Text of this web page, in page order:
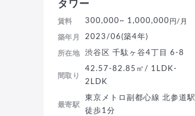
タワー
賃料 300,000~ 1,000,000 円/月
築年月 2023/06(築4年)
所在地 渋谷区 千駄ヶ谷4丁目 6-8
間取り
42.57-82.85㎡/ 1LDK-
2LDK
最寄駅
東京メトロ副都心線 北参道駅
徒歩1分